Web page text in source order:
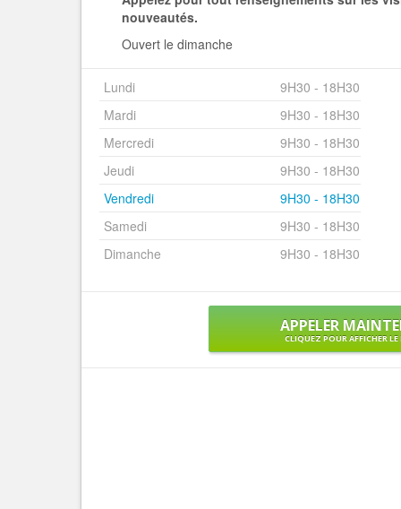
nouveautés.
Ouvert le dimanche
Lundi
9H30 - 18H30
Mardi
9H30 - 18H30
Mercredi
9H30 - 18H30
Jeudi
9H30 - 18H30
Vendredi
9H30 - 18H30
Samedi
9H30 - 18H30
Dimanche
9H30 - 18H30
APPELER
CLIQUEZ POUR AFFICHER